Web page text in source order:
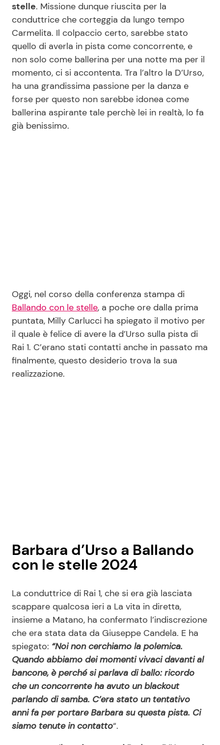
Salute
Viaggi e Turismo
Festività
Ricette Facili e Veloci
Ricette Feste
Ricette per Bambini
Seguici
stelle. Missione dunque riuscita per la
conduttrice che corteggia da lungo tempo
Carmelita. Il colpaccio certo, sarebbe stato
quello di averla in pista come concorrente, e
non solo come ballerina per una notte ma per il
momento, ci si accontenta. Tra l’altro la D’Urso,
ha una grandissima passione per la danza e
forse per questo non sarebbe idonea come
ballerina aspirante tale perchè lei in realtà, lo fa
già benissimo.
Oggi, nel corso della conferenza stampa di
Ballando con le stelle, a poche ore dalla prima
puntata, Milly Carlucci ha spiegato il motivo per
il quale è felice di avere la d’Urso sulla pista di
Rai 1. C’erano stati contatti anche in passato ma
finalmente, questo desiderio trova la sua
realizzazione.
Barbara d’Urso a Ballando
con le stelle 2024
La conduttrice di Rai 1, che si era già lasciata
scappare qualcosa ieri a La vita in diretta,
insieme a Matano, ha confermato l’indiscrezione
che era stata data da Giuseppe Candela. E ha
spiegato: “Noi non cerchiamo la polemica.
Quando abbiamo dei momenti vivaci davanti al
bancone, è perché si parlava di ballo: ricordo
che un concorrente ha avuto un blackout
parlando di samba. C’era stato un tentativo
anni fa per portare Barbara su questa pista. Ci
siamo tenute in contatto“.